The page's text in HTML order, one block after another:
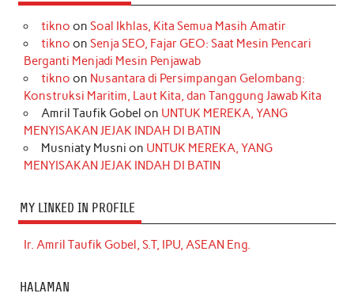
tikno on Soal Ikhlas, Kita Semua Masih Amatir
tikno on Senja SEO, Fajar GEO: Saat Mesin Pencari
Berganti Menjadi Mesin Penjawab
tikno on Nusantara di Persimpangan Gelombang:
Konstruksi Maritim, Laut Kita, dan Tanggung Jawab Kita
Amril Taufik Gobel on UNTUK MEREKA, YANG
MENYISAKAN JEJAK INDAH DI BATIN
Musniaty Musni on UNTUK MEREKA, YANG
MENYISAKAN JEJAK INDAH DI BATIN
MY LINKED IN PROFILE
Ir. Amril Taufik Gobel, S.T, IPU, ASEAN Eng.
HALAMAN